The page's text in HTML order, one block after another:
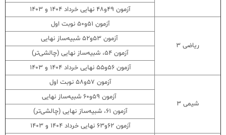
آزمون 49و48 نهایی خرداد 1404 و 1403
ریاضی ۳
آزمون 51و50 نوبت اول
آزمون 53و52 شبیه‌ساز نهایی
آزمون 54، شبیه‌ساز نهایی (چالشی‌تر)
آزمون 56و55 نهایی خرداد 1404 و 1403
شیمی ۳
آزمون 57و58 نوبت اول
آزمون 59و60 شبیه‌ساز نهایی
آزمون 61، شبیه‌ساز نهایی (چالشی‌تر)
آزمون 62و63 نهایی خرداد 1404 و 1403